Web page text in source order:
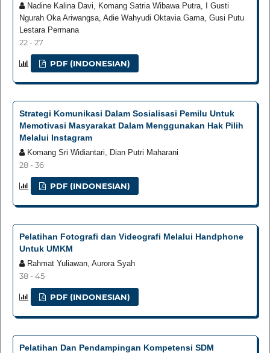
Nadine Kalina Davi, Komang Satria Wibawa Putra, I Gusti
Ngurah Oka Ariwangsa, Adie Wahyudi Oktavia Gama, Gusi Putu
Lestara Permana
22 - 27
PDF (INDONESIAN)
Strategi Komunikasi Dalam Sosialisasi Pemilu Untuk
Memotivasi Masyarakat Dalam Menggunakan Hak Pilih
Melalui Instagram
Komang Sri Widiantari, Dian Putri Maharani
28 - 36
PDF (INDONESIAN)
Pelatihan Fotografi dan Videografi Melalui Handphone
Untuk UMKM
Rahmat Yuliawan, Aurora Syah
38 - 45
PDF (INDONESIAN)
Pelatihan Dan Pendampingan Kompetensi SDM